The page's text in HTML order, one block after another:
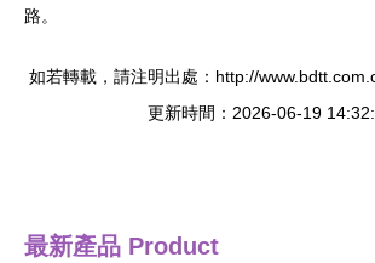
路。
如若轉載，請注明出處：http://
更新時間：2026-06-19
最新產品 Product